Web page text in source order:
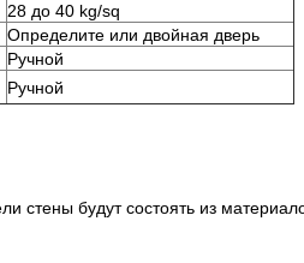
28 до 40 kg/sq
Определите или двойная дверь
Ручной
Ручной
стены будут состоять из